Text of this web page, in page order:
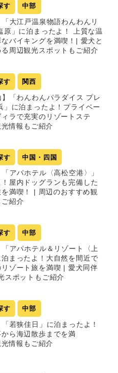
す 中部
「大江戸温泉物語わんわんリ
原」に泊まったよ！ 上質な温
バイキングを満喫！| 愛犬と
周辺観光スポットもご紹介
す 関西
】「わんわんパラダイス プレ
」に泊まったよ！プライベー
ィラで充実のリゾートステ
情報もご紹介
す 中国・四国
「アパホテル〈高松空港〉」
屋内ドッグランも完備した
満喫！ | 周辺のおすすめ観
紹介
す 中部
「アパホテル＆リゾート〈上
まったよ！大自然を間近で
ゾート旅を満喫 | 愛犬同伴
スポットもご紹介
す 中部
「若狭佳日」に泊まったよ！
ら海辺散歩までを満
情報もご紹介